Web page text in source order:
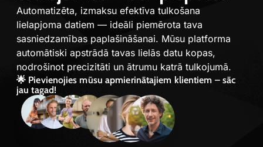
Automatizēta, izmaksu efektīva tulkošana
lielapjoma datiem — ideāli piemērota tava
sasniedzamības paplašināšanai. Mūsu platforma
automātiski apstrādā tavas lielās datu kopas,
nodrošinot precizitāti un ātrumu katrā tulkojumā.
🌟 Pievienojies mūsu apmierinātajiem klientiem – sāc
jau tagad!